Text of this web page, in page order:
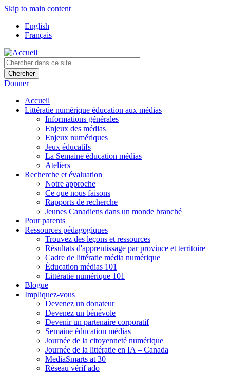
Skip to main content
English
Français
Donner
Accueil
Littératie numérique éducation aux médias
Informations générales
Enjeux des médias
Enjeux numériques
Jeux éducatifs
La Semaine éducation médias
Ateliers
Recherche et évaluation
Notre approche
Ce que nous faisons
Rapports de recherche
Jeunes Canadiens dans un monde branché
Pour parents
Ressources pédagogiques
Trouvez des leçons et ressources
Résultats d'apprentissage par province et territoire
Cadre de littératie média numérique
Éducation médias 101
Littératie numérique 101
Blogue
Impliquez-vous
Devenez un donateur
Devenez un bénévole
Devenir un partenaire corporatif
Semaine éducation médias
Journée de la citoyenneté numérique
Journée de la littératie en IA – Canada
MediaSmarts at 30
Réseau vérif ado